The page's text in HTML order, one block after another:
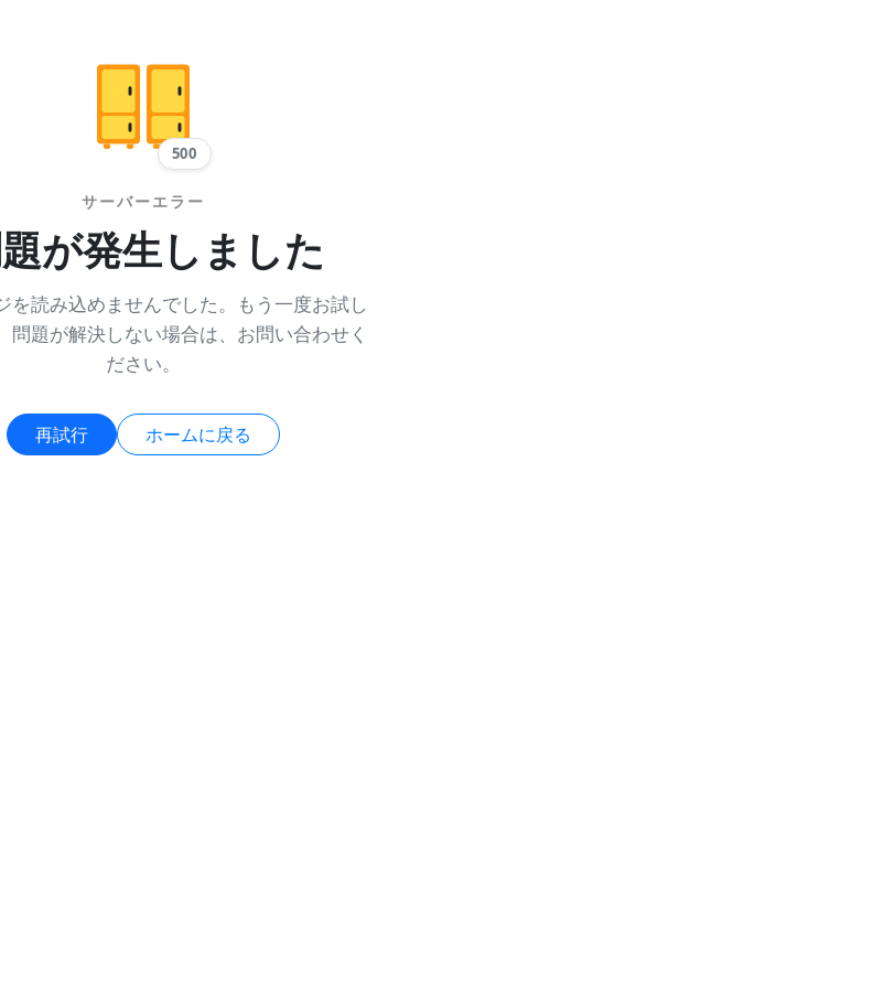
500
サーバーエラー
が発生しました
を読み込めませんでした。もう一度お試し
問題が解決しない場合は、お問い合わせく
ださい。
再試行 ホームに戻る